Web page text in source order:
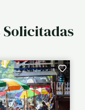
Solicitadas